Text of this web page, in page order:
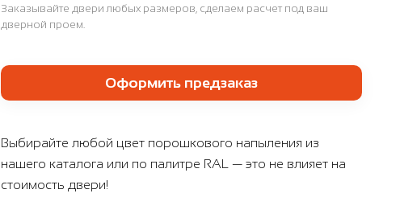
Заказывайте двери любых размеров, сделаем расчет под ваш
дверной проем.
Оформить предзаказ
Выбирайте любой цвет порошкового напыления из
нашего каталога или по палитре RAL — это не влияет на
стоимость двери!